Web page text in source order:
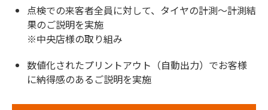
点検での来客者全員に対して、タイヤの計測～計測結
果のご説明を実施
※中央店様の取り組み
数値化されたプリントアウト（自動出力）でお客様
に納得感のあるご説明を実施